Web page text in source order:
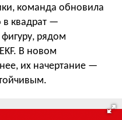
команда обновила
в квадрат —
рядом
В новом
их начертание —